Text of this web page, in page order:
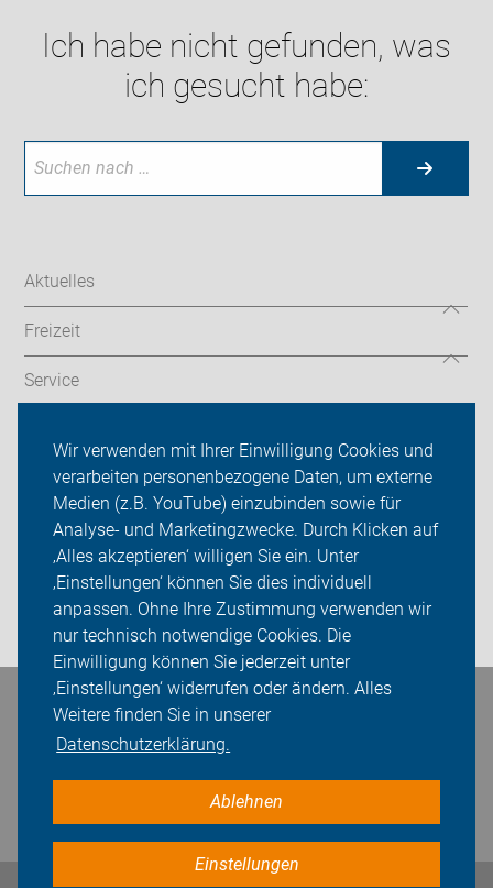
Wir verwenden mit Ihrer Einwilligung Cookies und
verarbeiten personenbezogene Daten, um externe
Medien (z.B. YouTube) einzubinden sowie für
Analyse- und Marketingzwecke. Durch Klicken auf
‚Alles akzeptieren‘ willigen Sie ein. Unter
‚Einstellungen‘ können Sie dies individuell
anpassen. Ohne Ihre Zustimmung verwenden wir
nur technisch notwendige Cookies. Die
Einwilligung können Sie jederzeit unter
‚Einstellungen‘ widerrufen oder ändern. Alles
Weitere finden Sie in unserer
Datenschutzerklärung.
Ablehnen
Einstellungen
Ich habe nicht gefunden, was
ich gesucht habe:
Aktuelles
Freizeit
Service
ADFC Sachsen
Sei dabei
Presse
Bleiben Sie in Kontakt